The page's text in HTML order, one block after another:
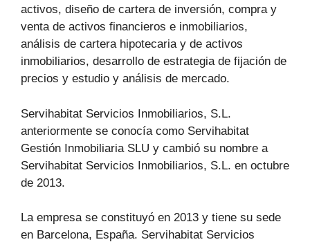
activos, diseño de cartera de inversión, compra y
venta de activos financieros e inmobiliarios,
análisis de cartera hipotecaria y de activos
inmobiliarios, desarrollo de estrategia de fijación de
precios y estudio y análisis de mercado.
Servihabitat Servicios Inmobiliarios, S.L.
anteriormente se conocía como Servihabitat
Gestión Inmobiliaria SLU y cambió su nombre a
Servihabitat Servicios Inmobiliarios, S.L. en octubre
de 2013.
La empresa se constituyó en 2013 y tiene su sede
en Barcelona, ​​España. Servihabitat Servicios